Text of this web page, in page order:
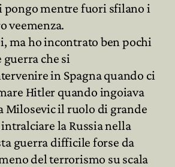
pongo mentre fuori sfilano i
veemenza.
ma ho incontrato ben pochi
che si
in Spagna quando ci
Hitler quando ingoiava
Milosevic il ruolo di grande
la Russia nella
guerra difficile forse da
del terrorismo su scala